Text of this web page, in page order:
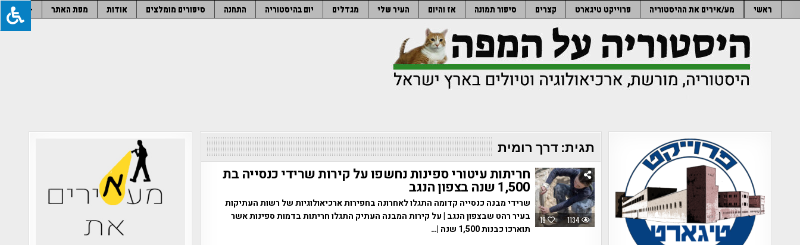
to
ראשי מע/אירים את ההיסטוריה פרוייקט טיגארט קצרים סיפור תמונה אז והיום העיר שלי מגדלים יום בהיסטוריה התחנה סיפורים מומלצים אודות מפת האתר –
תגית:דרך רומית
19 1134
חריתות עיטורי ספינות נחשפו על קירות שרידי כנסייה בת
1,500 שנה בצפון הנגב
שרידי מבנה כנסייה קדומה התגלו לאחרונה בחפירות ארכיאולוגיות של רשות העתיקות
בעיר רהט שבצפון הנגב | על קירות המבנה העתיק התגלו חריתות בדמות ספינות אשר
תוארכו כבנות 1,500 שנה |…